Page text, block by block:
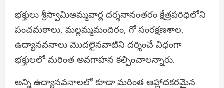
భక్తులు శ్రీస్వామిఅమ్మవార్ల దర్శనానంతరం క్షేత్రపరిధిలోని
పంచమఠాలు, మల్లమ్మమందిరం, గో సంరక్షణశాల,
ఉద్యానవనాలు మొదలైనవాటిని దర్శించే విధంగా
భక్తులలో మరింత అవగాహన కల్పించాలన్నారు.
అన్ని ఉద్యానవనాలలో కూడా మరింత ఆహ్లాదకరమైన